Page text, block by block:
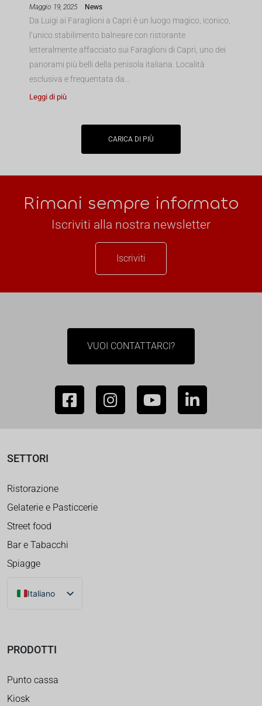
Maggio 19, 2025 News
Da Luigi ai Faraglioni a Capri è un luogo magico, iconico,
l’unico stabilimento balneare con ristorante
letteralmente affacciato sui Faraglioni di Capri, uno dei
panorami più belli della penisola italiana. Località
esclusiva e frequentata da...
Leggi di più
CARICA DI PIÙ
Rimani sempre informato
Iscriviti alla nostra newsletter
Iscriviti
VUOI CONTATTARCI?
SETTORI
Ristorazione
Gelaterie e Pasticcerie
Street food
Bar e Tabacchi
Spiagge
Italiano
PRODOTTI
Punto cassa
Kiosk